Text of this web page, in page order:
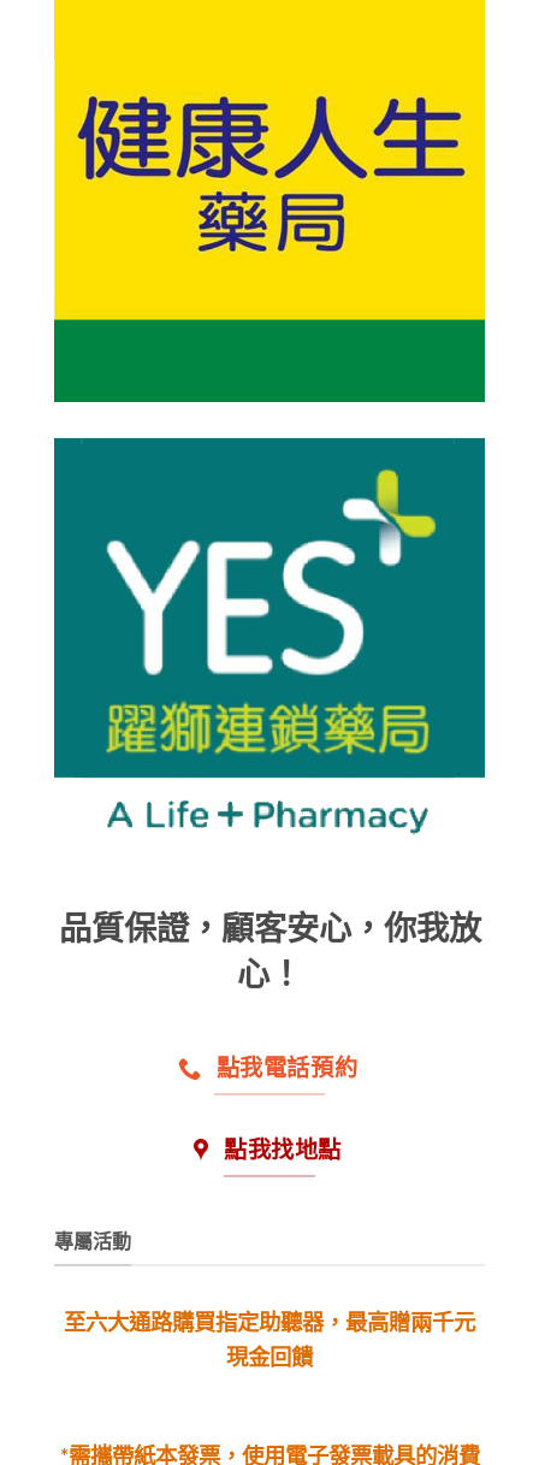
品質保證，顧客安心，你我放
心！
點我電話預約
點我找地點
專屬活動
至六大通路購買指定助聽器，最高贈兩千元
現金回饋
*需攜帶紙本發票，使用電子發票載具的消費